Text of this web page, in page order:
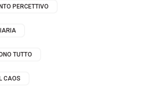
PERCETTIVO
TUTTO
CAOS